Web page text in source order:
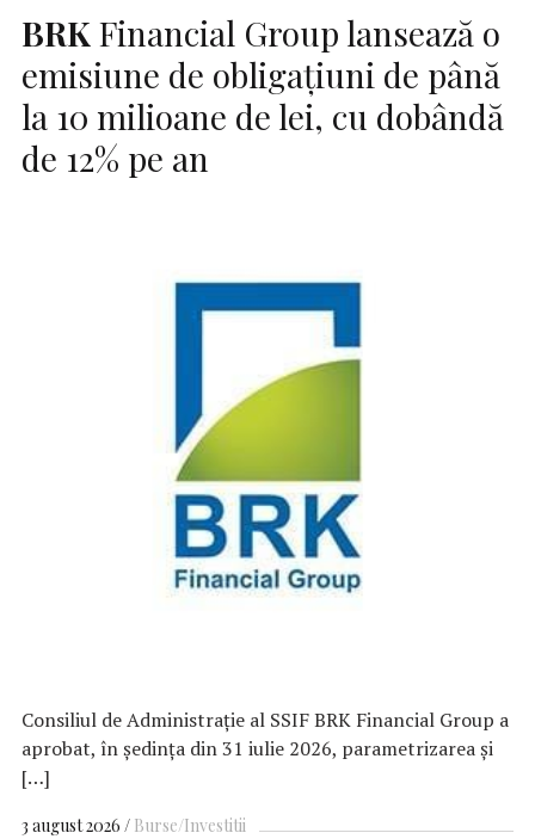
BRK Financial Group lansează o
emisiune de obligațiuni de până
la 10 milioane de lei, cu dobândă
de 12% pe an
Consiliul de Administrație al SSIF BRK Financial Group a
aprobat, în ședința din 31 iulie 2026, parametrizarea și
[…]
3 august 2026 Burse/Investitii